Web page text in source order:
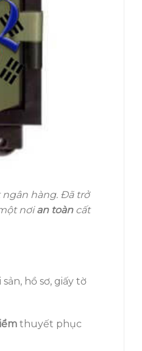
hàng. Đã trở
nơian toàncất
hồ sơ, giấy tờ
thuyết phục